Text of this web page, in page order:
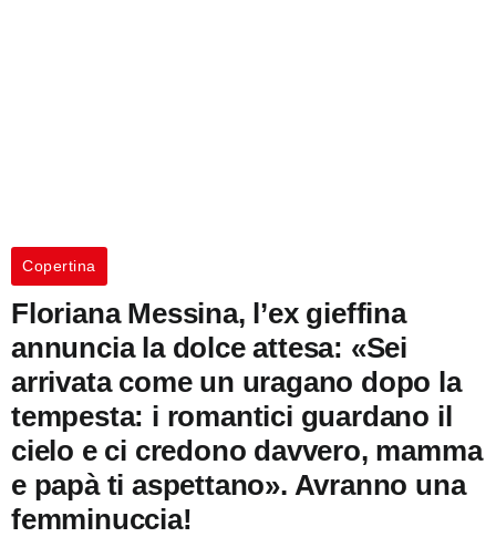
Copertina
Floriana Messina, l’ex gieffina
annuncia la dolce attesa: «Sei
arrivata come un uragano dopo la
tempesta: i romantici guardano il
cielo e ci credono davvero, mamma
e papà ti aspettano». Avranno una
femminuccia!